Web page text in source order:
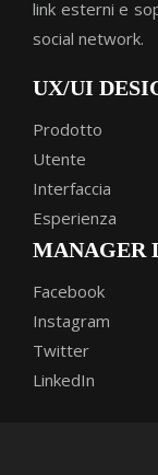
link esterni e
social network.
UX/UI
Prodotto
Utente
Interfaccia
Esperienza
MANAGER
Facebook
Instagram
Twitter
LinkedIn